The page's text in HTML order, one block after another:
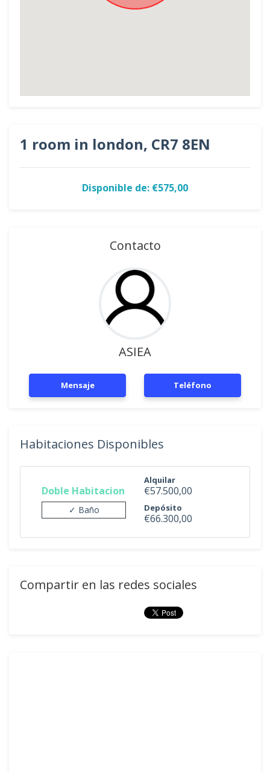
1 room in london, CR7 8EN
Disponible de: €575,00
Contacto
ASIEA
Mensaje Teléfono
Habitaciones Disponibles
Doble Habitacion
✓ Baño
Alquilar
€57.500,00
Depósito
€66.300,00
Compartir en las redes sociales